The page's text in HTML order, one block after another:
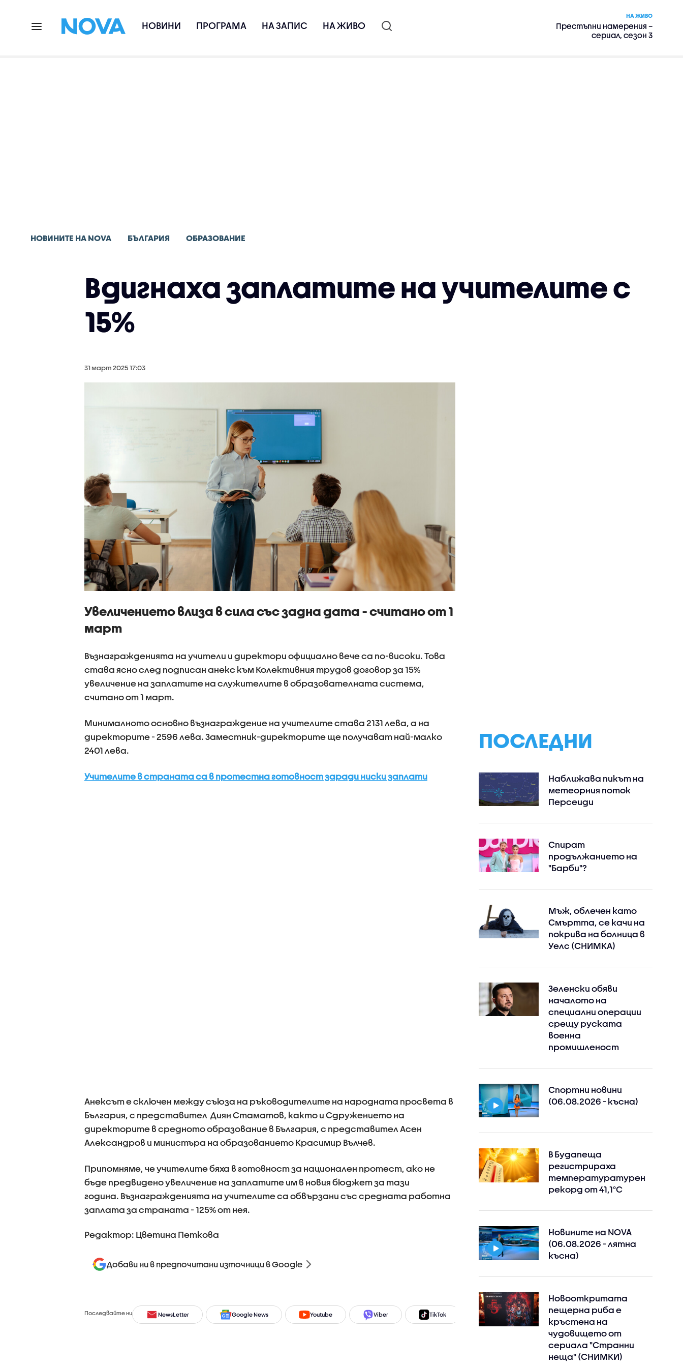
НОВИНИ ПРОГРАМА НА ЗАПИС НА ЖИВО
НА ЖИВО
Престъпни намерения –
сериал, сезон 3
НОВИНИТЕ НА NOVA БЪЛГАРИЯ ОБРАЗОВАНИЕ
Вдигнаха заплатите на учителите с
15%
31 март 2025 17:03
Увеличението влиза в сила със задна дата - считано от 1
март
Възнагражденията на учители и директори официално вече са по-високи. Това
става ясно след подписан анекс към Колективния трудов договор за 15%
увеличение на заплатите на служителите в образователната система,
считано от 1 март.
Минималното основно възнаграждение на учителите става 2131 лева, а на
директорите - 2596 лева. Заместник-директорите ще получават най-малко
2401 лева.
Учителите в страната са в протестна готовност заради ниски заплати
Анексът е сключен между съюза на ръководителите на народната просвета в
България, с представител Диян Стаматов, както и Сдружението на
директорите в средното образование в България, с представител Асен
Александров и министъра на образованието Красимир Вълчев.
Припомняме, че учителите бяха в готовност за национален протест, ако не
бъде предвидено увеличение на заплатите им в новия бюджет за тази
година. Възнагражденията на учителите са обвързани със средната работна
заплата за страната - 125% от нея.
Редактор: Цветина Петкова
Добави ни в предпочитани източници в Google
Последвайте ни NewsLetter Google News Youtube Viber TikTok Instagram Facebook
ПОСЛЕДНИ
Наближава пикът на
метеорния поток
Персеиди
Спират
продължанието на
"Барби"?
Мъж, облечен като
Смъртта, се качи на
покрива на болница в
Уелс (СНИМКА)
Зеленски обяви
началото на
специални операции
срещу руската
военна
промишленост
Спортни новини
(06.08.2026 - късна)
В Будапеща
регистрираха
температуратурен
рекорд от 41,1°C
Новините на NOVA
(06.08.2026 - лятна
късна)
Новооткритата
пещерна риба е
кръстена на
чудовището от
сериала "Странни
неща" (СНИМКИ)